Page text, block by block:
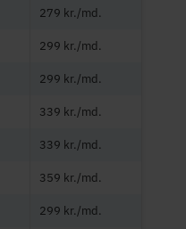
279 kr./md.
299 kr./md.
299 kr./md.
339 kr./md.
339 kr./md.
359 kr./md.
299 kr./md.